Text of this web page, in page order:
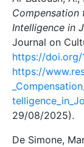
Compensation
Intelligence in
Journal on
https://doi.org/
https://
29/08/2025).
De Simone,